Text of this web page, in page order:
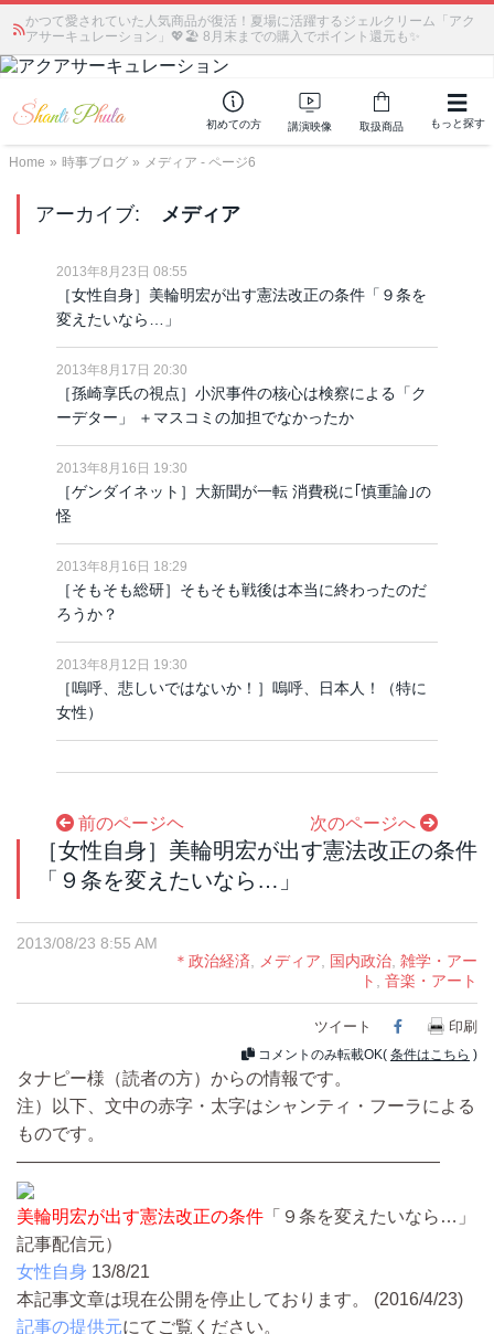
かつて愛されていた人気商品が復活！夏場に活躍するジェルクリーム「アク
アサーキュレーション」💖🏖️ 8月末までの購入でポイント還元も✨
初めての方 講演映像 取扱商品 もっと探す
Home » 時事ブログ » メディア - ページ6
アーカイブ: メディア
2013年8月23日 08:55
［女性自身］美輪明宏が出す憲法改正の条件「９条を
変えたいなら…」
2013年8月17日 20:30
［孫崎享氏の視点］小沢事件の核心は検察による「ク
ーデター」 ＋マスコミの加担でなかったか
2013年8月16日 19:30
［ゲンダイネット］大新聞が一転 消費税に｢慎重論｣の
怪
2013年8月16日 18:29
［そもそも総研］そもそも戦後は本当に終わったのだ
ろうか？
2013年8月12日 19:30
［嗚呼、悲しいではないか！］嗚呼、日本人！（特に
女性）
前のページヘ 次のページへ
［女性自身］美輪明宏が出す憲法改正の条件
「９条を変えたいなら…」
2013/08/23 8:55 AM
＊政治経済
メディア 国内政治 雑学・アー
ト
音楽・アート
ツイート Facebook
印刷
コメントのみ転載OK( 条件はこちら )
タナピー様（読者の方）からの情報です。
注）以下、文中の赤字・太字はシャンティ・フーラによる
ものです。
————————————————————————
美輪明宏が出す憲法改正の条件 「９条を変えたいなら…」
記事配信元）
女性自身 13/8/21
本記事文章は現在公開を停止しております。 (2016/4/23)
記事の提供元にてご覧ください。